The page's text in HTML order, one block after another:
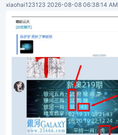
xiaohai123123 2026-08-08 06:38:14 AM